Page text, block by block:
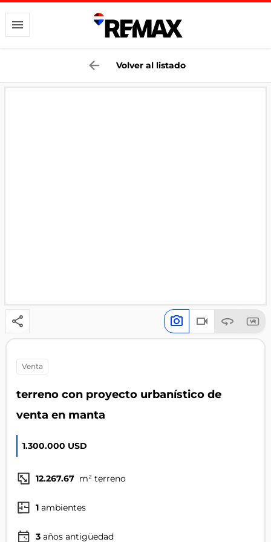
Volver al listado
venta
terreno con proyecto urbanístico de
venta en manta
1.300.000 USD
12.267.67 m² terreno
1 ambientes
3 años antigüedad